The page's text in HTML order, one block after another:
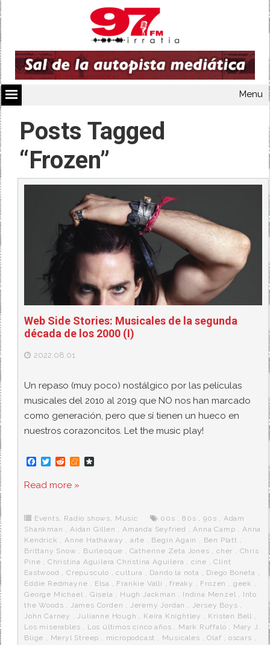
Menu
Posts Tagged
“Frozen”
Web Side Stories: Musicales de la segunda
década de los 2000 (I)
2022.08.01
Un repaso (muy poco) nostálgico por las películas
musicales del 2010 al 2019 que NO nos han marcado
como generación, pero que sí tienen un hueco en
nuestros corazoncitos. Let the music play!
F
c
e
o
k
T
i
t
r
R
d
d
M
e
r
a
Read more »
Events, Radio shows, Music 00s ,80s , 90s , Adam
Shankman ,Aidan Gillen ,Amanda Seyfried ,Anna Camp ,Anna
Kendrick ,Anne Hathaway , arte , Begin Again , Ben Platt ,
Brittany Snow , Burlesque , Catherine Zeta Jones ,cher , Chris
Pine , Christina Aguilera Christina Aguilera , cine ,Clint
Eastwood ,Crepusculo ,cultura , Dando la nota , Diego Boneta ,
Eddie Redmayne , Elsa , Frankie Valli ,freaky , Frozen , geek ,
George Michael , Gisela , Hugh Jackman , Indina Menzel , Into
the Woods , James Corden , Jeremy Jordan , Jersey Boys ,
John Carney ,Julianne Hough , Keira Knightley , Kristen Bell ,
Los miserables , Los últimos cinco años , Mark Ruffalo , Mary J.
Blige , Meryl Streep , micropodcast , Musicales ,Olaf , oscars ,